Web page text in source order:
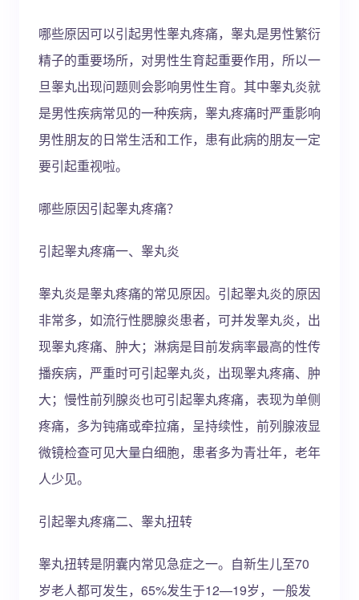
哪些原因可以引起男性睾丸疼痛，睾丸是男性繁衍
精子的重要场所，对男性生育起重要作用，所以一
旦睾丸出现问题则会影响男性生育。其中睾丸炎就
是男性疾病常见的一种疾病，睾丸疼痛时严重影响
男性朋友的日常生活和工作，患有此病的朋友一定
要引起重视啦。
哪些原因引起睾丸疼痛？
引起睾丸疼痛一、睾丸炎
睾丸炎是睾丸疼痛的常见原因。引起睾丸炎的原因
非常多，如流行性腮腺炎患者，可并发睾丸炎，出
现睾丸疼痛、肿大；淋病是目前发病率最高的性传
播疾病，严重时可引起睾丸炎，出现睾丸疼痛、肿
大；慢性前列腺炎也可引起睾丸疼痛，表现为单侧
疼痛，多为钝痛或牵拉痛，呈持续性，前列腺液显
微镜检查可见大量白细胞，患者多为青壮年，老年
人少见。
引起睾丸疼痛二、睾丸扭转
睾丸扭转是阴囊内常见急症之一。自新生儿至70
岁老人都可发生，65%发生于12—19岁，一般发